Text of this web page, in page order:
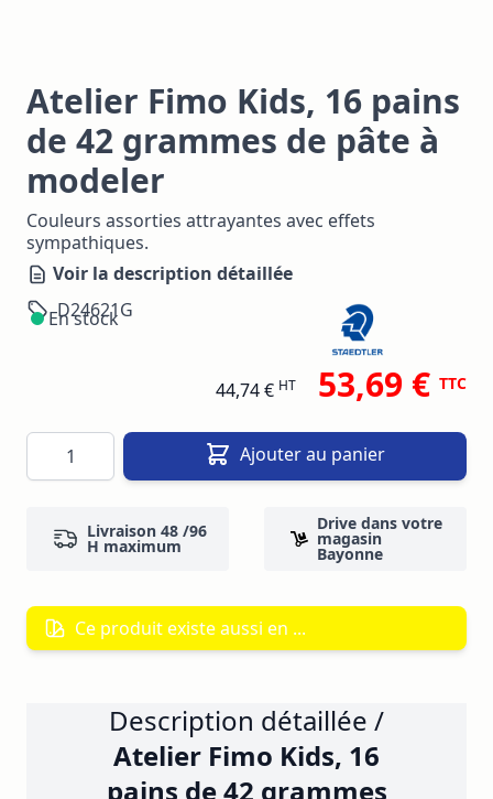
Atelier Fimo Kids, 16 pains
de 42 grammes de pâte à
modeler
Couleurs assorties attrayantes avec effets
sympathiques.
Voir la description détaillée
D24621G
En stock
44,74 € HT 53,69 € TTC
Quantité Ajouter au panier
Livraison 48 /96
H maximum
Drive dans votre
magasin
Bayonne
Ce produit existe aussi en ...
Description détaillée /
Atelier Fimo Kids, 16
pains de 42 grammes